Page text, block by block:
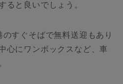
ると良いでしょう。
すぐそばで無料送迎もあり
心にワンボックスなど、車